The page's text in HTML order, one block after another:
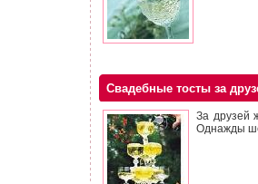
Свадебные тосты за
За друзей
Однажды